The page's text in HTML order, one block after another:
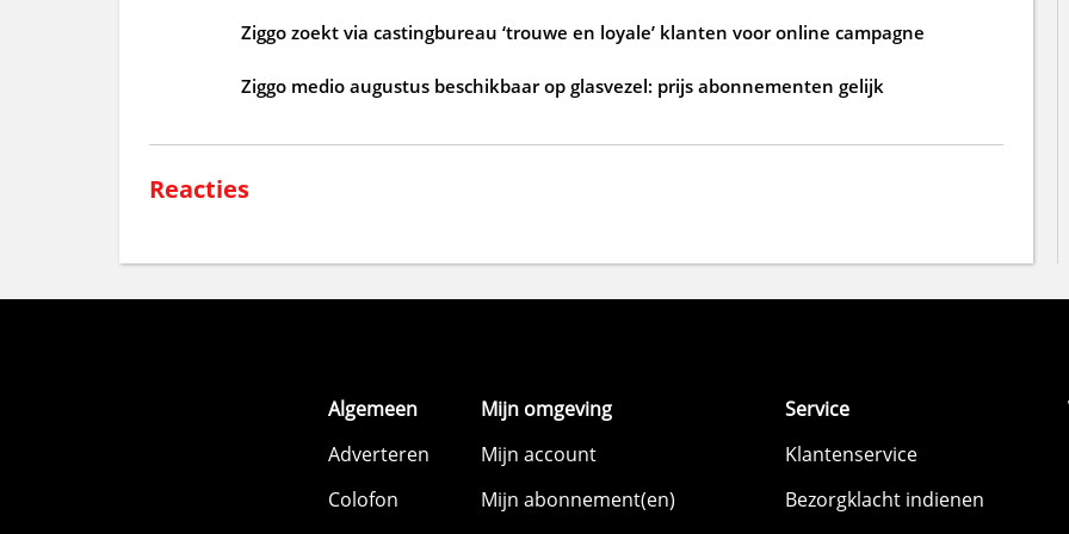
Ziggo zoekt via castingbureau ‘trouwe en loyale’ klanten voor online campagne
Ziggo medio augustus beschikbaar op glasvezel: prijs abonnementen gelijk
Reacties
Algemeen
Adverteren
Colofon
Mijn omgeving
Mijn account
Mijn abonnement(en)
Service
Klantenservice
Bezorgklacht indienen